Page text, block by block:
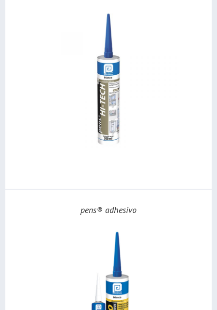
pens® adhesivo